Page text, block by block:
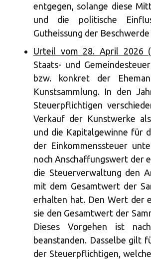
entgegen, solange diese
und die politische
Gutheissung der
Urteil vom 28. April 2026
Staats- und
bzw. konkret der
Kunstsammlung. In den
Steuerpflichtigen
Verkauf der Kunstwerke
und die Kapitalgewinne für
der Einkommenssteuer
noch Anschaffungswert der
die Steuerverwaltung den
mit dem Gesamtwert der
erhalten hat. Den Wert der
sie den Gesamtwert der
Dieses Vorgehen ist
beanstanden. Dasselbe gilt
der Steuerpflichtigen,